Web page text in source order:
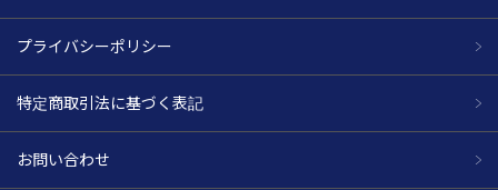
プライバシーポリシー
特定商取引法に基づく表記
お問い合わせ